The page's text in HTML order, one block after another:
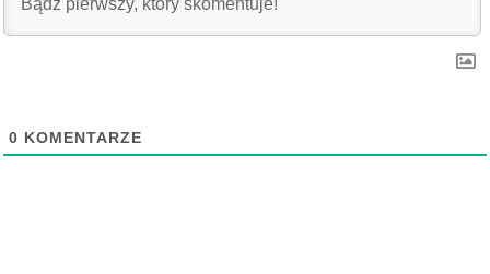
0 KOMENTARZE